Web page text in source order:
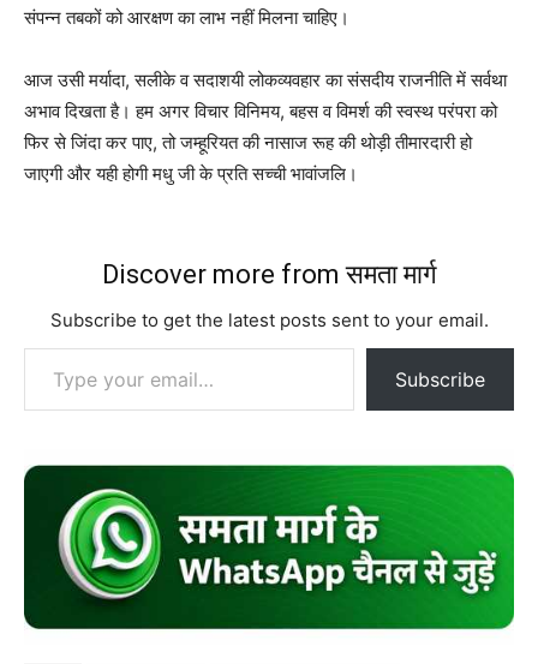
संपन्न तबकों को आरक्षण का लाभ नहीं मिलना चाहिए।
आज उसी मर्यादा, सलीके व सदाशयी लोकव्यवहार का संसदीय राजनीति में सर्वथा
अभाव दिखता है। हम अगर विचार विनिमय, बहस व विमर्श की स्वस्थ परंपरा को
फिर से जिंदा कर पाए, तो जम्हूरियत की नासाज रूह की थोड़ी तीमारदारी हो
जाएगी और यही होगी मधु जी के प्रति सच्ची भावांजलि।
Discover more from समता मार्ग
Subscribe to get the latest posts sent to your email.
Type your email…
Subscribe